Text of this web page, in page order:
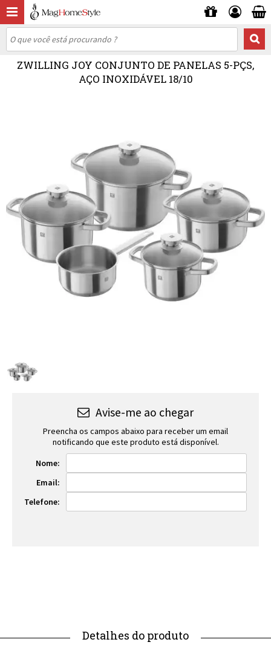
ZWILLING JOY CONJUNTO DE PANELAS 5-PÇS,
AÇO INOXIDÁVEL 18/10
Avise-me ao chegar
Preencha os campos abaixo para receber um email
notificando que este produto está disponível.
Nome:
Email:
Telefone: